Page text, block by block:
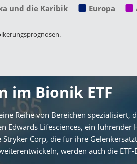
und die Karibik Europa
im Bionik ETF
Reihe von Bereichen spezialisiert,
Edwards Lifesciences, ein
Corp, die für ihre
werden auch die ETF-